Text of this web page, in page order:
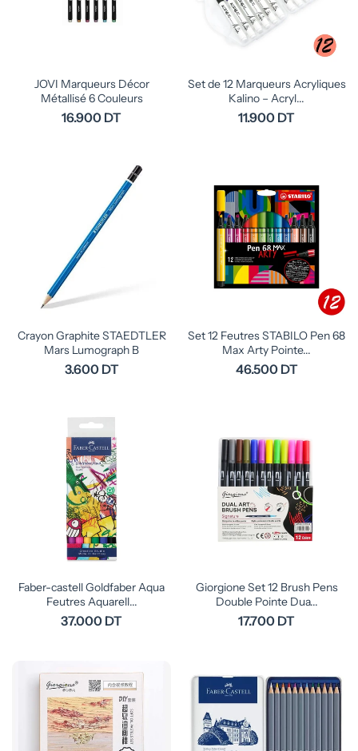
JOVI Marqueurs Décor
Métallisé 6 Couleurs
16.900 DT
Set de 12 Marqueurs Acryliques
Kalino – Acryl...
11.900 DT
Crayon Graphite STAEDTLER
Mars Lumograph B
3.600 DT
Set 12 Feutres STABILO Pen 68
Max Arty Pointe...
46.500 DT
Faber-castell Goldfaber Aqua
Feutres Aquarell...
37.000 DT
Giorgione Set 12 Brush Pens
Double Pointe Dua...
17.700 DT